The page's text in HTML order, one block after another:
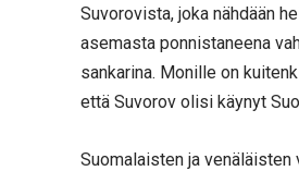
Suvorovista, joka nähdään
asemasta ponnistaneena
sankarina. Monille on
että Suvorov olisi käynyt
Suomalaisten ja venäläisten